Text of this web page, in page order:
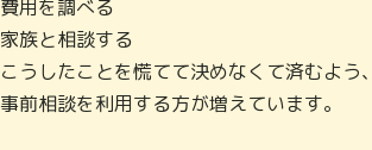
費用を調べる
家族と相談する
こうしたことを慌てて決めなくて済むよう、
事前相談を利用する方が増えています。